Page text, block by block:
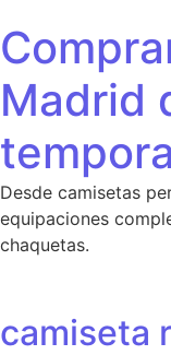
Madrid
Desde camisetas
equipaciones
chaquetas.
camiseta